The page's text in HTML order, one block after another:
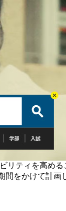
リティを高め
をかけて計画